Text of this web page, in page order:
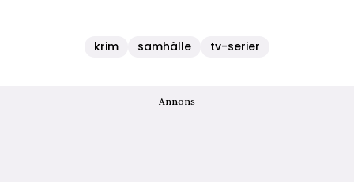
krim samhälle tv-serier
Annons